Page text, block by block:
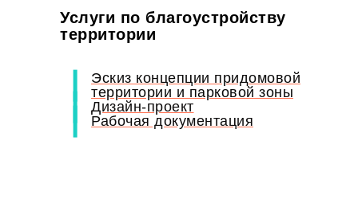
Услуги по благоустройству
территории
Эскиз концепции придомовой
территории и парковой зоны
Дизайн-проект
Рабочая документация